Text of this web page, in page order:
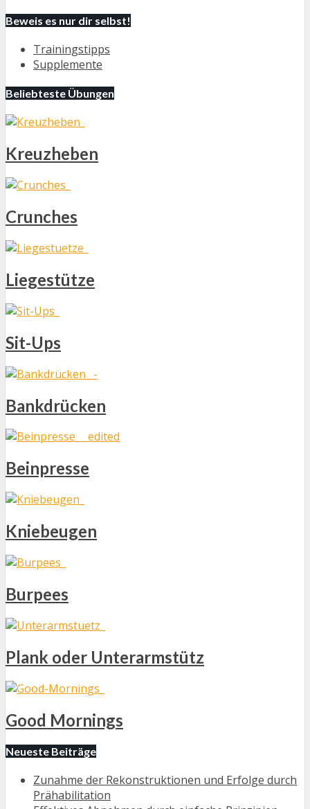
Beweis es nur dir selbst!
Trainingstipps
Supplemente
Beliebteste Übungen
Kreuzheben
Crunches
Liegestütze
Sit-Ups
Bankdrücken
Beinpresse
Kniebeugen
Burpees
Plank oder Unterarmstütz
Good Mornings
Neueste Beiträge
Zunahme der Rekonstruktionen und Erfolge durch
Prähabilitation